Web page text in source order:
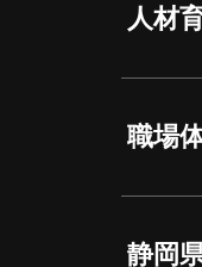
人材
職場
静岡